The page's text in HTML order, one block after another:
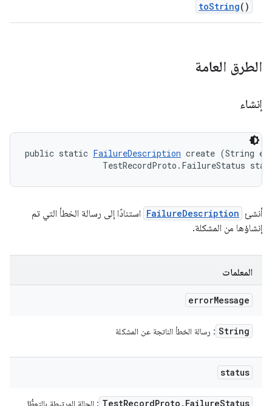
toString()
الطرق العامة
إنشاء
public static FailureDescription create (String
TestRecordProto.FailureStatus
أنشئ FailureDescription استنادًا إلى رسالة الخطأ التي تم
إنشاؤها من المشكلة.
المعلمات
errorMessage
String : رسالة الخطأ الناتجة عن المشكلة
status
TestRecordProto . FailureStatus : الحالة المرتبطة بالتعطُّل